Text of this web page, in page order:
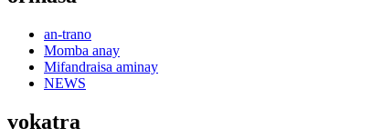
an-trano
Momba anay
Mifandraisa aminay
NEWS
vokatra